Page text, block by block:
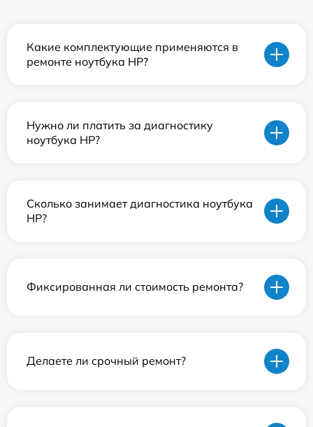
Какие комплектующие применяются в
ремонте ноутбука HP?
Нужно ли платить за диагностику
ноутбука HP?
Сколько занимает диагностика ноутбука
HP?
Фиксированная ли стоимость ремонта?
Делаете ли срочный ремонт?